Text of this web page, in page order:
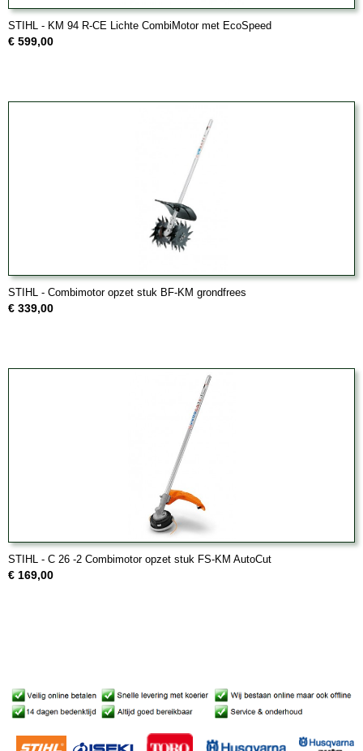
STIHL - KM 94 R-CE Lichte CombiMotor met EcoSpeed
€ 599,00
STIHL - Combimotor opzet stuk BF-KM grondfrees
€ 339,00
STIHL - C 26 -2 Combimotor opzet stuk FS-KM AutoCut
€ 169,00